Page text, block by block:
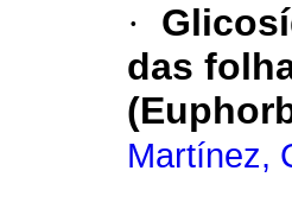
·
das
Martínez,